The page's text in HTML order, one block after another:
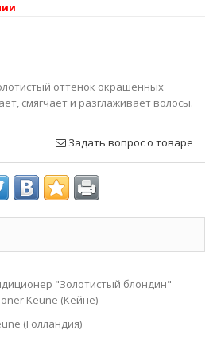
оттенок окрашенных
смягчает и разглаживает волосы.
Задать вопрос о товаре
"Золотистый блондин"
Keune (Кейне)
(Голландия)